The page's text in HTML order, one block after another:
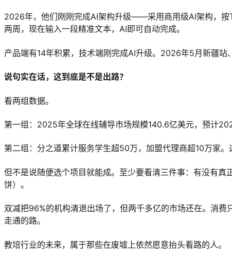
2026年，他们刚刚完成AI架构升级——采用商用级AI架构，按
两周，现在输入一段精准文本，AI即可自动完成。
产品端有14年积累，技术端刚完成AI升级。2026年5月新疆站
说句实在话，这到底是不是出路？
看两组数据。
第一组：2025年全球在线辅导市场规模140.6亿美元，预计
第二组：分之道累计服务学生超50万，加盟代理商超10万家。
但不是说随便选个项目就能成。至少要看清三件事：有没有
饼）。
双减把96%的机构清退出场了，但两千多亿的市场还在。消
走通的路。
教培行业的未来，属于那些在废墟上依然愿意抬头看路的人。